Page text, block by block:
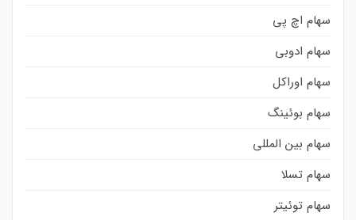
سهام اچ پی
سهام ادوبی
سهام اوراکل
سهام بوئینگ
سهام بین المللی
سهام تسلا
سهام توئیتر